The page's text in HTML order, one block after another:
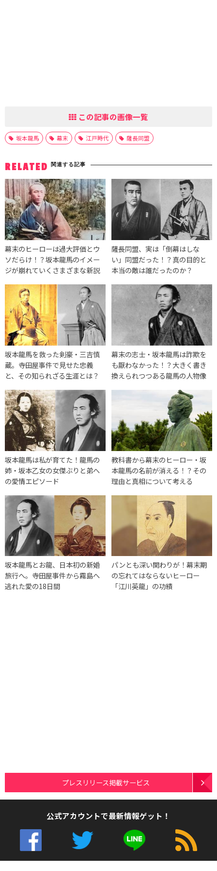
この記事の画像一覧
坂本龍馬 幕末 江戸時代 薩長同盟
RELATED 関連する記事
幕末のヒーローは過大評価とウ
ソだらけ！？坂本龍馬のイメー
ジが崩れていくさまざまな新説
薩長同盟、実は「倒幕はしな
い」同盟だった！？真の目的と
本当の敵は誰だったのか？
坂本龍馬を救った剣豪・三吉慎
蔵。寺田屋事件で見せた忠義
と、その知られざる生涯とは？
幕末の志士・坂本龍馬は詐欺を
も厭わなかった！？大きく書き
換えられつつある龍馬の人物像
坂本龍馬は私が育てた！龍馬の
姉・坂本乙女の女傑ぶりと弟へ
の愛情エピソード
教科書から幕末のヒーロー・坂
本龍馬の名前が消える！？その
理由と真相について考える
坂本龍馬とお龍、日本初の新婚
旅行へ。寺田屋事件から霧島へ
逃れた愛の18日間
パンとも深い関わりが！幕末期
の忘れてはならないヒーロー
「江川英龍」の功績
プレスリリース掲載サービス
公式アカウントで最新情報ゲット！